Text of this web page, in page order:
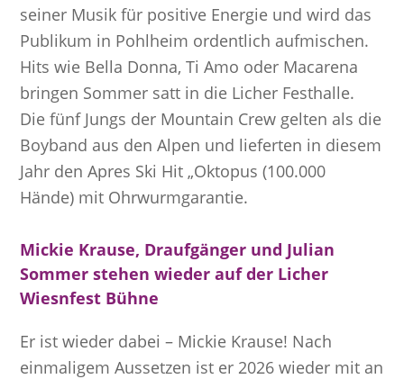
seiner Musik für positive Energie und wird das
Publikum in Pohlheim ordentlich aufmischen.
Hits wie Bella Donna, Ti Amo oder Macarena
bringen Sommer satt in die Licher Festhalle.
Die fünf Jungs der Mountain Crew gelten als die
Boyband aus den Alpen und lieferten in diesem
Jahr den Apres Ski Hit „Oktopus (100.000
Hände) mit Ohrwurmgarantie.
Mickie Krause, Draufgänger und Julian
Sommer stehen wieder auf der Licher
Wiesnfest Bühne
Er ist wieder dabei – Mickie Krause! Nach
einmaligem Aussetzen ist er 2026 wieder mit an